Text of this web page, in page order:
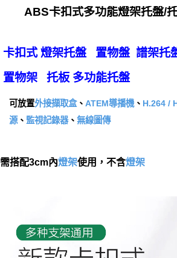
ABS卡扣式多功能燈架托盤/
卡扣式 燈架托盤 置物盤 譜架托
置物架 托板 多功能托盤
可放置外接擷取盒、 ATEM導播機 、 H.264 /
源 、 監視記錄器、 無線圖傳
需搭配3cm內燈架使用，不含燈架